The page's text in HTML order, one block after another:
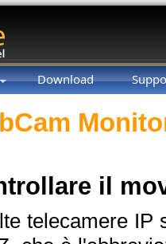
Download
il
telecamere IP